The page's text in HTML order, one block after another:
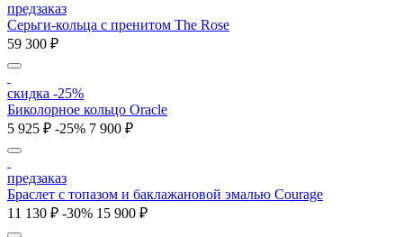
предзаказ
Серьги-кольца с пренитом The Rose
59 300 ₽
скидка -25%
Биколорное кольцо Oracle
5 925 ₽ -25% 7 900 ₽
предзаказ
Браслет с топазом и баклажановой эмалью Courage
11 130 ₽ -30% 15 900 ₽